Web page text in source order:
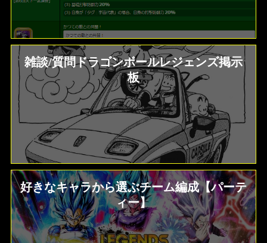
雑談/質問ドラゴンボールレジェンズ掲示
板
好きなキャラから選ぶチーム編成【パーテ
ィー】